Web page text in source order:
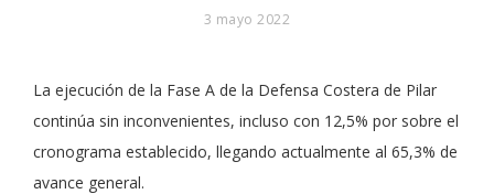
3 mayo 2022
La ejecución de la Fase A de la Defensa Costera de Pilar
continúa sin inconvenientes, incluso con 12,5% por sobre el
cronograma establecido, llegando actualmente al 65,3% de
avance general.